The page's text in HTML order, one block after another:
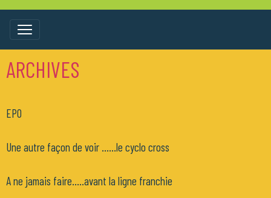
ARCHIVES
EPO
Une autre façon de voir ......le cyclo cross
A ne jamais faire.....avant la ligne franchie